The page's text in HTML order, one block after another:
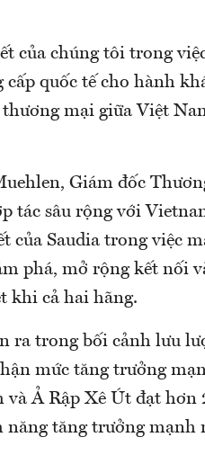
của chúng tôi trong
cấp quốc tế cho hành
mại giữa Việt
Giám đốc
tác sâu rộng với
của Saudia trong việc
phá, mở rộng kết nối
khi cả hai hãng.
ra trong bối cảnh lưu
mức tăng trưởng
Ả Rập Xê Út đạt hơn
năng tăng trưởng mạnh